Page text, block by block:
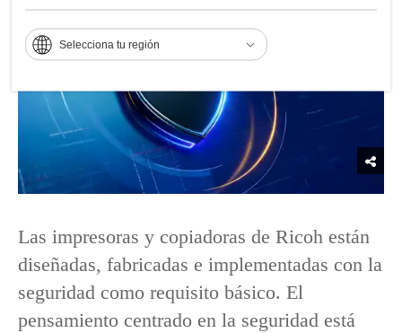
Selecciona tu región
Las impresoras y copiadoras de Ricoh están
diseñadas, fabricadas e implementadas con la
seguridad como requisito básico. El
pensamiento centrado en la seguridad está